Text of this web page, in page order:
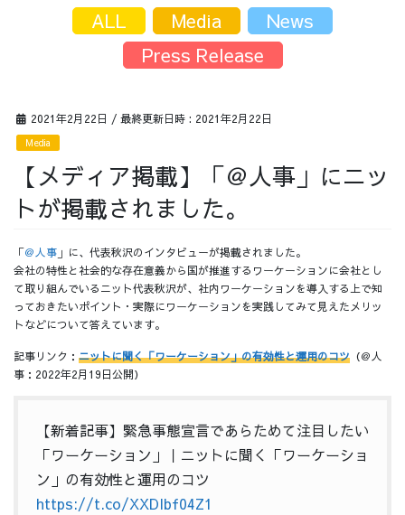
サービス
採用情報
採用情報トップ チームインタビュー01
2021年2月22日 / 最終更新日時 : 2021年2月22日
Media
【メディア掲載】「＠人事」にニッ
トが掲載されました。
「＠人事 」に、代表秋沢のインタビューが掲載されました。
会社の特性と社会的な存在意義から国が推進するワーケーションに会社とし
て取り組んでいるニット代表秋沢が、社内ワーケーションを導入する上で知
っておきたいポイント・実際にワーケーションを実践してみて見えたメリッ
トなどについて答えています。
記事リンク： ニットに聞く「ワーケーション」の有効性と運用のコツ （＠人
事：2022年2月19日公開）
【新着記事】緊急事態宣言であらためて注目したい
「ワーケーション」｜ニットに聞く「ワーケーショ
ン」の有効性と運用のコツ
https://t.co/XXDIbf04Z1
ALL Media
News
Press Release